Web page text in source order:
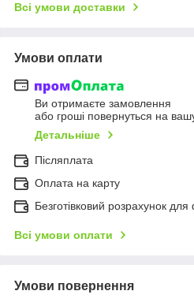
Всі умови доставки
Умови оплати
Ви отримаєте замовлення
або гроші повернуться на
Детальніше
Післяплата
Оплата на карту
Безготівковий розрахунок для
Всі умови оплати
Умови повернення